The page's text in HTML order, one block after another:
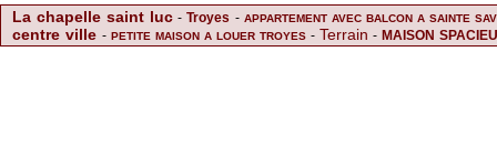
La chapelle saint luc -Troyes - APPARTEMENT AVEC BALCON A SAINTE
centre ville - PETITE MAISON A LOUER TROYES- Terrain - MAISON
Superbe maison rénovée